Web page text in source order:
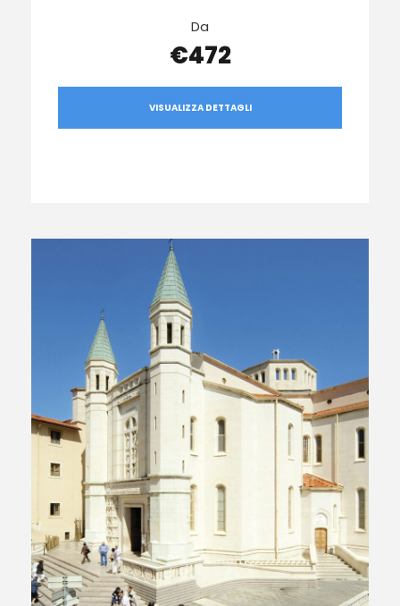
Da
€472
VISUALIZZA DETTAGLI